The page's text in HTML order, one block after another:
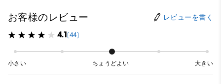
お客様のレビュー レビューを書く
4.1(44)
小さい ちょうどよい 大きい